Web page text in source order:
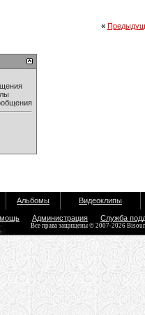
«
Альбомы Видеоклипы
Администрация Служба
Все права защищены © 2007-2026